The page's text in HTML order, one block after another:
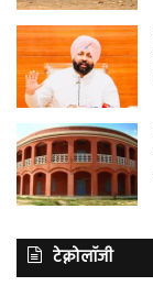
टेक्नोलॉजी